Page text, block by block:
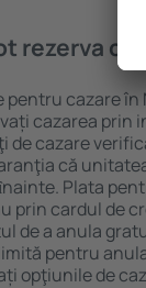
rezerva
pentru cazare
cazarea prin
de cazare
că
Plata
prin cardul de
de a anula
pentru
opţiunile de